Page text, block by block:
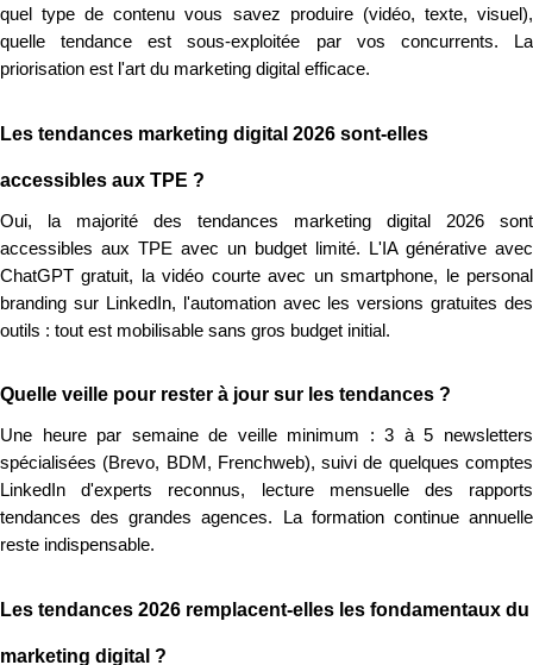
quel type de contenu vous savez produire (vidéo, texte, visuel),
quelle tendance est sous-exploitée par vos concurrents. La
priorisation est l'art du marketing digital efficace.
Les tendances marketing digital 2026 sont-elles
accessibles aux TPE ?
Oui, la majorité des tendances marketing digital 2026 sont
accessibles aux TPE avec un budget limité. L'IA générative avec
ChatGPT gratuit, la vidéo courte avec un smartphone, le personal
branding sur LinkedIn, l'automation avec les versions gratuites des
outils : tout est mobilisable sans gros budget initial.
Quelle veille pour rester à jour sur les tendances ?
Une heure par semaine de veille minimum : 3 à 5 newsletters
spécialisées (Brevo, BDM, Frenchweb), suivi de quelques comptes
LinkedIn d'experts reconnus, lecture mensuelle des rapports
tendances des grandes agences. La formation continue annuelle
reste indispensable.
Les tendances 2026 remplacent-elles les fondamentaux du
marketing digital ?